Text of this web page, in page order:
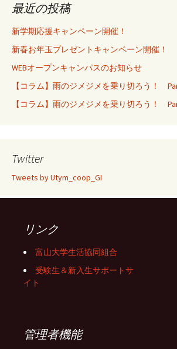
最近の投稿
新学期応援キャンペーン開催！
新春お年玉プレゼントキャンペーン開催！
WEBオープンキャンパスのお知らせ
【コラム】雨のジメジメを乗り切ろう！
【コラム】雨のジメジメを乗り切ろう！
Twitter
Tweets by Utym_coop_GI
リンク
富山大学生活協同組合
受験生＆新入生サポートサ
イト
管理者機能